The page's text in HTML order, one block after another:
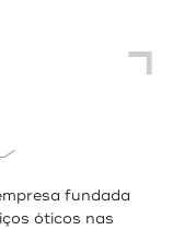
fundada
óticos nas